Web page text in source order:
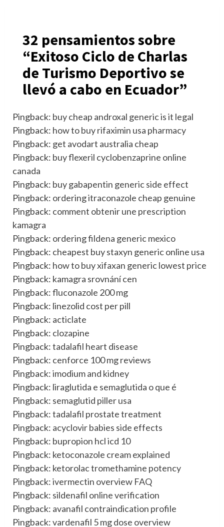
32 pensamientos sobre
“Exitoso Ciclo de Charlas
de Turismo Deportivo se
llevó a cabo en Ecuador”
Pingback: buy cheap androxal generic is it legal
Pingback: how to buy rifaximin usa pharmacy
Pingback: get avodart australia cheap
Pingback: buy flexeril cyclobenzaprine online
canada
Pingback: buy gabapentin generic side effect
Pingback: ordering itraconazole cheap genuine
Pingback: comment obtenir une prescription
kamagra
Pingback: ordering fildena generic mexico
Pingback: cheapest buy staxyn generic online usa
Pingback: how to buy xifaxan generic lowest price
Pingback: kamagra srovnání cen
Pingback:fluconazole 200 mg
Pingback: linezolid cost per pill
Pingback: acticlate
Pingback: clozapine
Pingback:tadalafil heart disease
Pingback: cenforce 100 mg reviews
Pingback:imodium and kidney
Pingback: liraglutida e semaglutida o que é
Pingback: semaglutid piller usa
Pingback:tadalafil prostate treatment
Pingback: acyclovir babies side effects
Pingback: bupropion hcl icd 10
Pingback: ketoconazole cream explained
Pingback: ketorolac tromethamine potency
Pingback:ivermectin overview FAQ
Pingback: sildenafil online verification
Pingback: avanafil contraindication profile
Pingback:vardenafil 5 mg dose overview